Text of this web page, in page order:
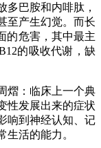
多巴胺和内啡肽，
至产生幻觉。而长
的危害，其中最主
的吸收代谢，缺
：临床上一个典
性发展出来的症状
响到神经认知、记
活的能力。